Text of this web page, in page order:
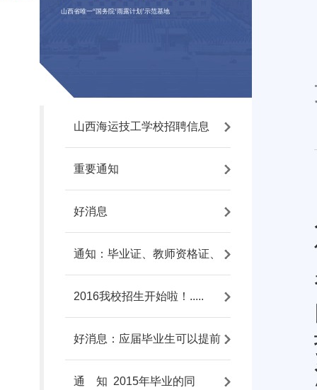
山西省唯一“国务院‘雨露计划’示范基地
山西海运技工学校招聘信息
重要通知
好消息
通知：毕业证、教师资格证、
2016我校招生开始啦！.....
好消息：应届毕业生可以提前
通 知 2015年毕业的同